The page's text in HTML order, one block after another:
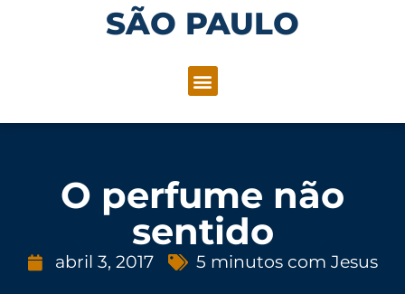
SÃO PAULO
O perfume não
sentido
abril 3, 2017 5 minutos com Jesus